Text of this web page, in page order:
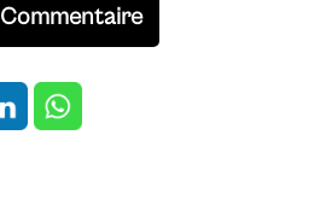
Commentaire